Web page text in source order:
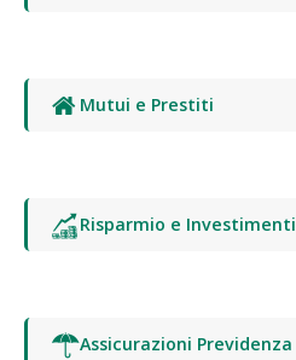
Mutui e Prestiti
Risparmio e Investimenti
Assicurazioni Previdenza